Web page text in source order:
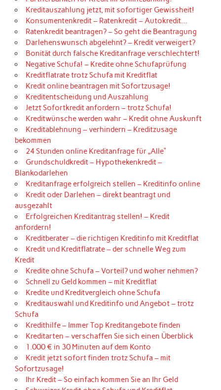
Kreditauszahlung jetzt, mit sofortiger Gewissheit!
Konsumentenkredit – Ratenkredit – Autokredit…
Ratenkredit beantragen? – So geht die Beantragung
Darlehenswunsch abgelehnt? – Kredit verweigert?
Bonität durch falsche Kreditanfrage verschlechtert!
Negative Schufa! – Kredite ohne Schufaprüfung
Kreditflatrate trotz Schufa mit Kreditflat
Kredit online beantragen mit Sofortzusage!
Kreditentscheidung und Auszahlung
Jetzt Sofortkredit anfordern – trotz Schufa!
Kreditwünsche werden wahr – Kredit ohne Auskunft
Kreditablehnung – verhindern – Kreditzusage
bekommen
24 Stunden online Kreditanfrage für „Alle“
Grundschuldkredit – Hypothekenkredit –
Blankodarlehen
Kreditanfrage erfolgreich stellen – Kreditinfo online
Kredit oder Darlehen – direkt beantragt und
ausgezahlt
Erfolgreichen Kreditantrag stellen! – Kredit
anfordern!
Kreditberater – die richtigen Kreditinfo mit Kreditflat
Kredit und Kreditflatrate – der schnelle Weg zum
Kredit
Kredite ohne Schufa – Vorteil? und woher nehmen?
Schnell zu Geld kommen – mit Kreditflat
Kredite und Kreditvergleich ohne Schufa
Kreditauswahl und Kreditinfo und Angebot – trotz
Schufa
Kredithilfe – Immer Top Kreditangebote finden
Kreditarten – verschaffen Sie sich einen Überblick
1.000 € in 30 Minuten auf dem Konto
Kredit jetzt sofort finden trotz Schufa – mit
Sofortzusage!
Ihr Kredit – So einfach kommen Sie an Ihr Geld